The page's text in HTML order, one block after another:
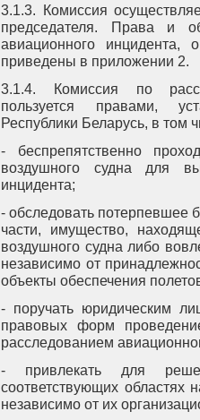
3.1.3. Комиссия
председателя. Права и
авиационного инцидента,
приведены в приложении 2.
3.1.4. Комиссия по
пользуется правами,
Республики Беларусь, в том
- беспрепятственно
воздушного судна для
инцидента;
- обследовать потерпевшее
части, имущество,
воздушного судна либо
независимо от
объекты обеспечения
- поручать юридическим
правовых форм
расследованием
- привлекать для
соответствующих областях
независимо от их